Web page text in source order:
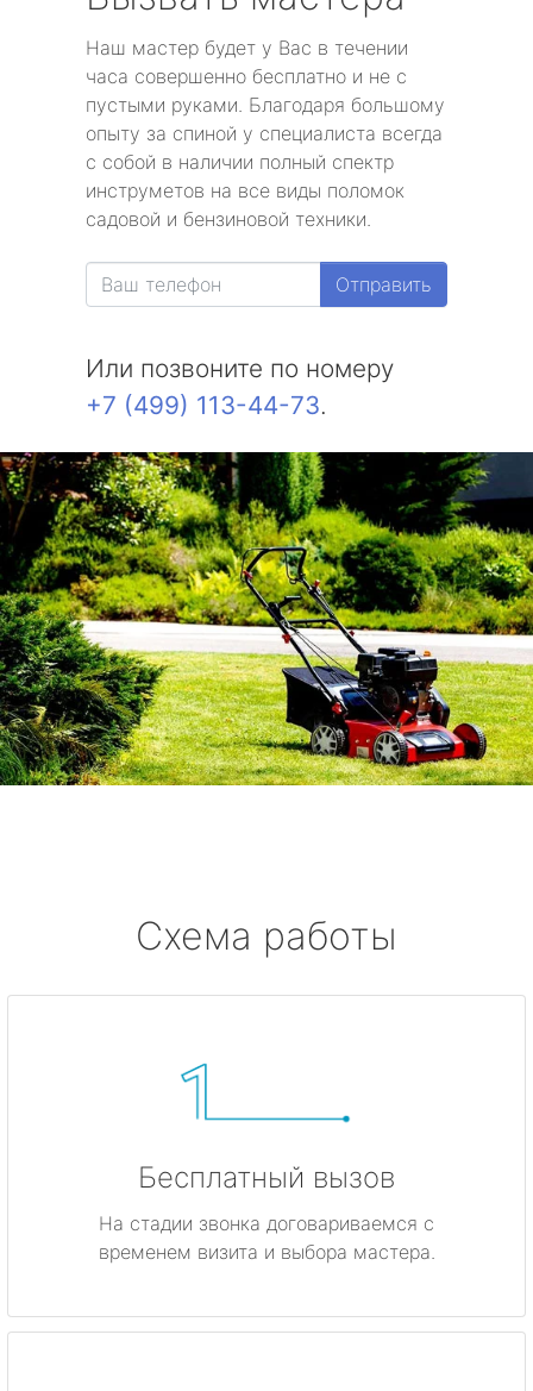
Наш мастер будет у Вас в течении
часа совершенно бесплатно и не с
пустыми руками. Благодаря большому
опыту за спиной у специалиста всегда
с собой в наличии полный спектр
инструметов на все виды поломок
садовой и бензиновой техники.
Отправить
Или позвоните по номеру
+7 (499) 113-44-73.
Схема работы
Бесплатный вызов
На стадии звонка договариваемся с
временем визита и выбора мастера.